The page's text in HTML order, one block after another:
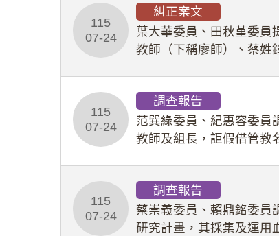
115
07-24
糾正案文
葉大華委員、田秋堇委員
教師（下稱廖師）、蔡姓
115
07-24
調查報告
范巽綠委員、紀惠容委員
教師及組長，詎假借管教
115
07-24
調查報告
蔡崇義委員、賴鼎銘委員
研究計畫，其採集及運用